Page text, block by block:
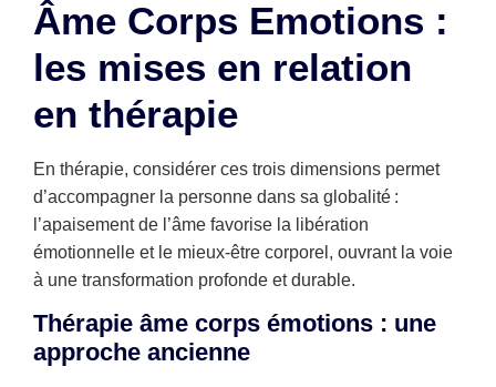
Âme Corps Emotions :
les mises en relation
en thérapie
En thérapie, considérer ces trois dimensions permet
d’accompagner la personne dans sa globalité :
l’apaisement de l’âme favorise la libération
émotionnelle et le mieux-être corporel, ouvrant la voie
à une transformation profonde et durable.
Thérapie âme corps émotions : une
approche ancienne